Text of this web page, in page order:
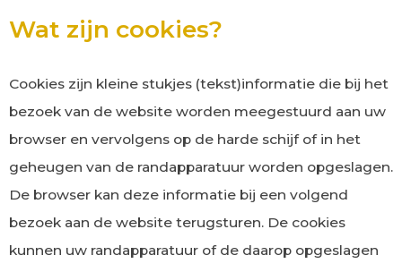
Wat zijn cookies?
Cookies zijn kleine stukjes (tekst)informatie die bij het
bezoek van de website worden meegestuurd aan uw
browser en vervolgens op de harde schijf of in het
geheugen van de randapparatuur worden opgeslagen.
De browser kan deze informatie bij een volgend
bezoek aan de website terugsturen. De cookies
kunnen uw randapparatuur of de daarop opgeslagen